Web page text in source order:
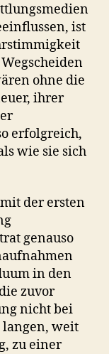
ist
ohne die
ihrer
erfolgreich,
wie sie sich
der ersten
genauso
in den
zuvor
nicht bei
langen, weit
zu einer